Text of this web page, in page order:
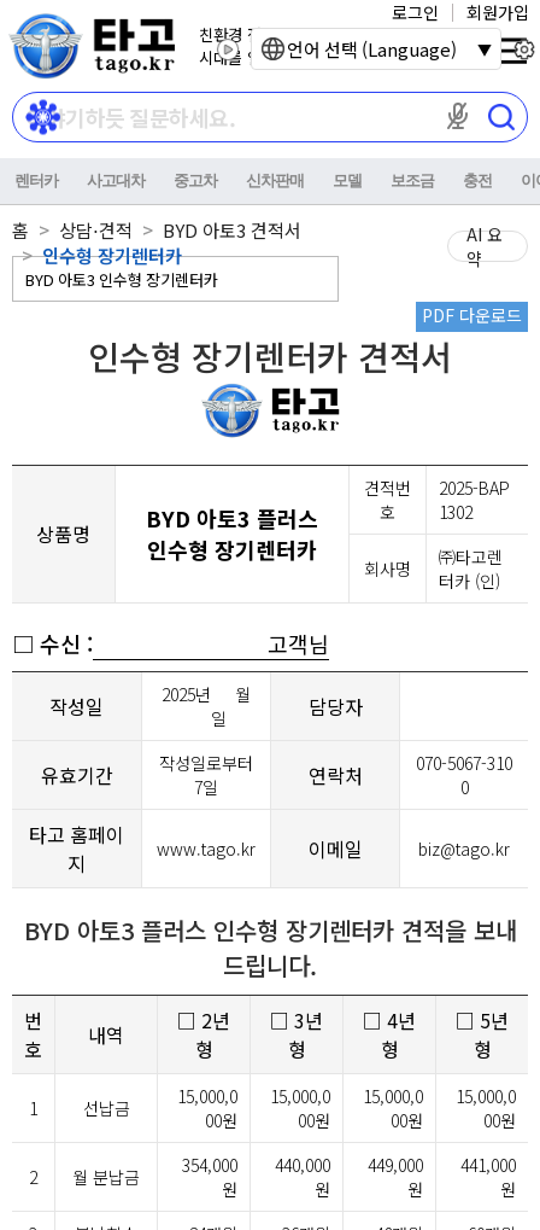
친환경 전기자동차
시대를 열어갑니다.
마이크 권한이
로그인 회원가입
렌터카 사고대차 중고차 신차판매 모델 보조금 충전 이
홈 상담⋅견적
BYD 아토3 견적서
인수형 장기렌터카
AI 요
약
PDF 다운로드
인수형 장기렌터카 견적서
상품명
BYD 아토3 플러스
인수형 장기렌터카
견적번
호
2025-BAP
1302
회사명
㈜타고렌
터카 (인)
□ 수신 : 고객님
작성일 2025년
월
일
담당자
유효기간
작성일로부터
7일
연락처
070-5067-310
0
타고 홈페이
지
www.tago.kr 이메일 biz@tago.kr
BYD 아토3 플러스 인수형 장기렌터카 견적을 보내
드립니다.
번
호
내역
□ 2년
형
□ 3년
형
□ 4년
형
□ 5년
형
1 선납금
15,000,0
00원
15,000,0
00원
15,000,0
00원
15,000,0
00원
2 월 분납금
354,000
원
440,000
원
449,000
원
441,000
원
언어 선택 (Language)